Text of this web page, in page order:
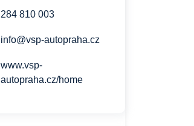
284 810 003
info@vsp-autopraha.cz
www.vsp-
autopraha.cz/home